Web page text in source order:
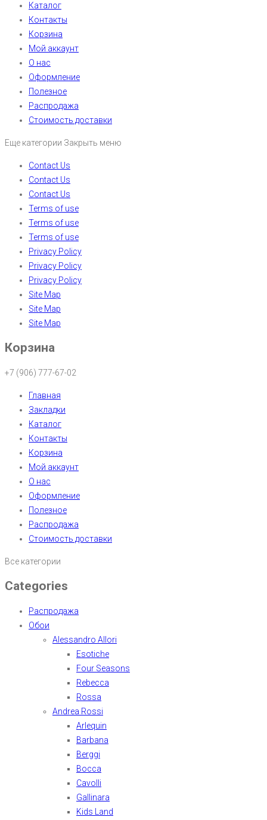
Каталог
Контакты
Корзина
Мой аккаунт
О нас
Оформление
Полезное
Распродажа
Стоимость доставки
Еще категории Закрыть меню
Contact Us
Contact Us
Contact Us
Terms of use
Terms of use
Terms of use
Privacy Policy
Privacy Policy
Privacy Policy
Site Map
Site Map
Site Map
Корзина
+7 (906) 777-67-02
Главная
Закладки
Каталог
Контакты
Корзина
Мой аккаунт
О нас
Оформление
Полезное
Распродажа
Стоимость доставки
Все категории
Categories
Распродажа
Обои
Alessandro Allori
Esotiche
Four Seasons
Rebecca
Rossa
Andrea Rossi
Arlequin
Barbana
Berggi
Bocca
Cavolli
Gallinara
Kids Land